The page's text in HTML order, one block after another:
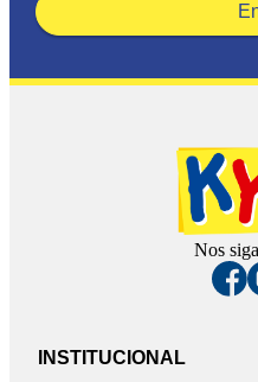
Nos
INSTITUCIONAL